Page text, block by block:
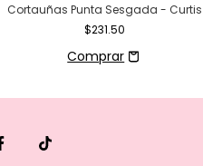
Cortauñas Punta Sesgada - Curtis
$231.50